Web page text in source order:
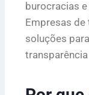
burocracias
Empresas
soluções